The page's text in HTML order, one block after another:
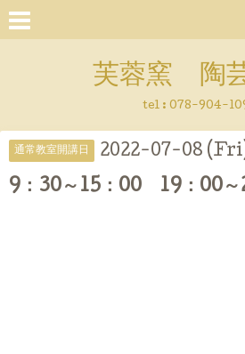
芙蓉窯 陶
tel : 078-904-
通常教室開講日 2022-07-08
9：30～15：00 19：00～